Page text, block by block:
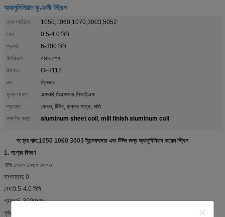
অ্যালুমিনিয়াম কুণ্ডলী স্ট্রিপ
অ্যালগরিয়াম:
1050,1060,1070,3003,5052
বেধ:
0.5-4.0 মিমি
প্রস্থ:
6-300 মিমি
উপরিভাগ:
খাবার শেষ
উষ্ণতা:
O-H112
রঙ:
স্লিভার
মূল্য মেয়াদ:
এফওবি,সিএফআর,সিআইএফ
প্রয়োগ:
কেবল, টিউব, রান্নার পাত্র, বাতি
লক্ষণীয় করা:
aluminum sheet coil, mill finish aluminum coil
পণ্যের নাম:1050 1060 3003 ট্রান্সফরমার এবং টিউব জন্য অ্যালুমিনিয়াম কয়েল স্ট্রিপ
1. পণ্যের বিবরণ
খাদঃ ১০৫০ ১০৬০ ৩০০৩
তাপমাত্রা: 0
বেধ:0.5-4.0 মিমি
প্রস্থ:6-300mm
পৃষ্ঠঃ মিল ফিনিস